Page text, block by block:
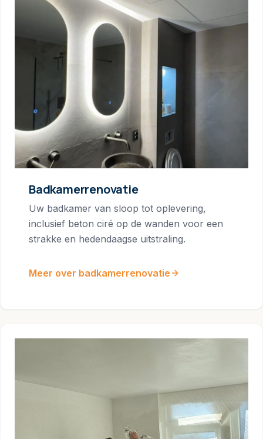
Badkamerrenovatie
Uw badkamer van sloop tot oplevering,
inclusief beton ciré op de wanden voor een
strakke en hedendaagse uitstraling.
Meer over badkamerrenovatie